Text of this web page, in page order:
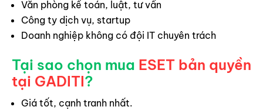
Văn phòng kế toán, luật, tư vấn
Công ty dịch vụ, startup
Doanh nghiệp không có đội IT chuyên trách
Tại sao chọn mua ESET bản quyền
tại GADITI?
Giá tốt, cạnh tranh nhất.